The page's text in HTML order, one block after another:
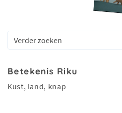
Betekenis Riku
Kust, land, knap